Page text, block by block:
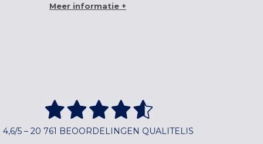
Meer informatie +
4,6/5 – 20 761 BEOORDELINGEN QUALITELIS